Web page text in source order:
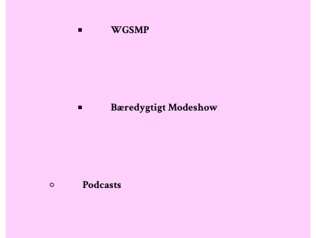
WGSMP
Bæredygtigt Modeshow
Podcasts